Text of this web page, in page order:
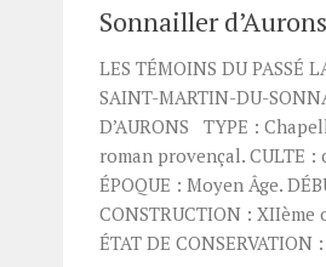
Sonnailler d’Aurons
LES TÉMOINS DU PASSÉ
SAINT-MARTIN-DU-
D’AURONS TYPE :
roman provençal. CULTE :
ÉPOQUE : Moyen Âge.
CONSTRUCTION : XIIème
ÉTAT DE CONSERVATION